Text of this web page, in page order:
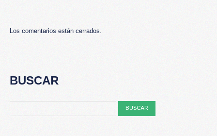
Los comentarios están cerrados.
BUSCAR